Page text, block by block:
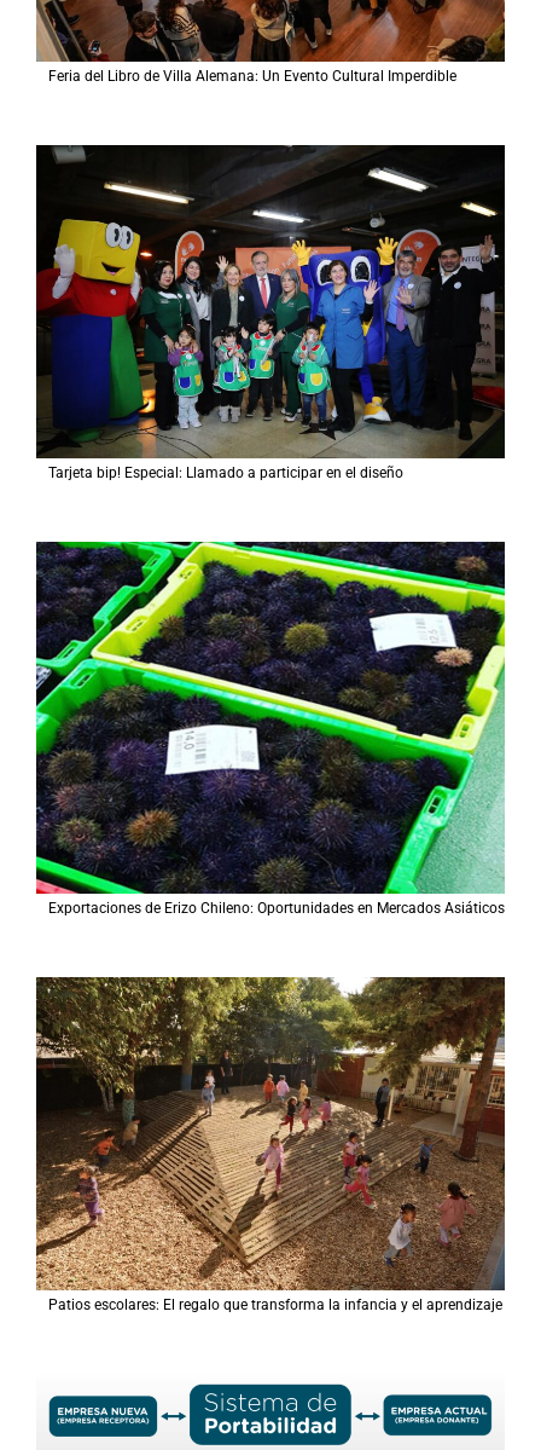
Feria del Libro de Villa Alemana: Un Evento Cultural Imperdible
Tarjeta bip! Especial: Llamado a participar en el diseño
Exportaciones de Erizo Chileno: Oportunidades en Mercados Asiáticos
Patios escolares: El regalo que transforma la infancia y el aprendizaje